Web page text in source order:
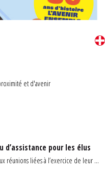
et d'avenir
d’assistance pour les élus
réunions liées à l’exercice de leur ...